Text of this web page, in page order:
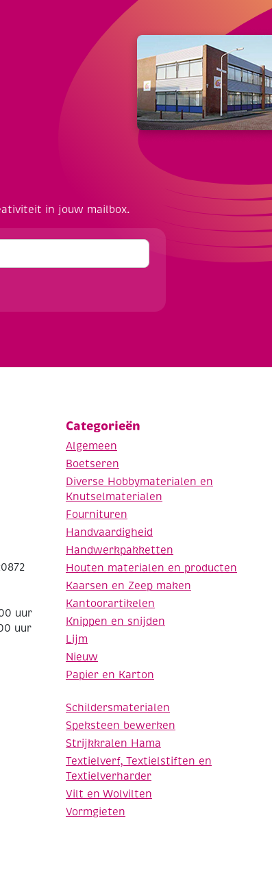
in jouw mailbox.
uur
uur
Categorieën
Algemeen
Boetseren
Diverse Hobbymaterialen en
Knutselmaterialen
Fournituren
Handvaardigheid
Handwerkpakketten
Houten materialen en producten
Kaarsen en Zeep maken
Kantoorartikelen
Knippen en snijden
Lijm
Nieuw
Papier en Karton
Schildersmaterialen
Speksteen bewerken
Strijkkralen Hama
Textielverf, Textielstiften en
Textielverharder
Vilt en Wolvilten
Vormgieten